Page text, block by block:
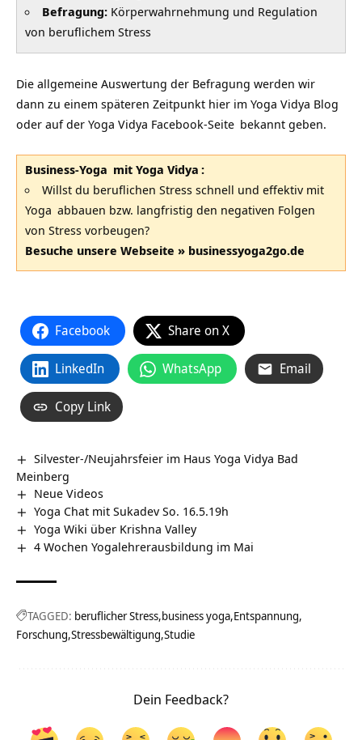
Befragung: Körperwahrnehmung und Regulation
von beruflichem Stress
Die allgemeine Auswertung der Befragung werden wir
dann zu einem späteren Zeitpunkt hier im Yoga Vidya Blog
oder auf der Yoga Vidya Facebook-Seite bekannt geben.
Business-Yoga mit Yoga Vidya :
Willst du beruflichen Stress schnell und effektiv mit
Yoga abbauen bzw. langfristig den negativen Folgen
von Stress vorbeugen?
Besuche unsere Webseite » businessyoga2go.de
Facebook Share on X
LinkedIn WhatsApp Email
Copy Link
Silvester-/Neujahrsfeier im Haus Yoga Vidya Bad
Meinberg
Neue Videos
Yoga Chat mit Sukadev So. 16.5.19h
Yoga Wiki über Krishna Valley
4 Wochen Yogalehrerausbildung im Mai
TAGGED: beruflicher Stress business yoga Entspannung
Forschung Stressbewältigung Studie
Dein Feedback?